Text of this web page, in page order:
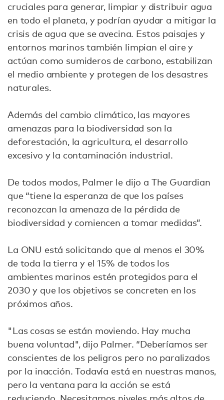
cruciales para generar, limpiar y distribuir agua
en todo el planeta, y podrían ayudar a mitigar la
crisis de agua que se avecina. Estos paisajes y
entornos marinos también limpian el aire y
actúan como sumideros de carbono, estabilizan
el medio ambiente y protegen de los desastres
naturales.
Además del cambio climático, las mayores
amenazas para la biodiversidad son la
deforestación, la agricultura, el desarrollo
excesivo y la contaminación industrial.
De todos modos, Palmer le dijo a The Guardian
que “tiene la esperanza de que los países
reconozcan la amenaza de la pérdida de
biodiversidad y comiencen a tomar medidas”.
La ONU está solicitando que al menos el 30%
de toda la tierra y el 15% de todos los
ambientes marinos estén protegidos para el
2030 y que los objetivos se concreten en los
próximos años.
"Las cosas se están moviendo. Hay mucha
buena voluntad", dijo Palmer. “Deberíamos ser
conscientes de los peligros pero no paralizados
por la inacción. Todavía está en nuestras manos,
pero la ventana para la acción se está
reduciendo. Necesitamos niveles más altos de